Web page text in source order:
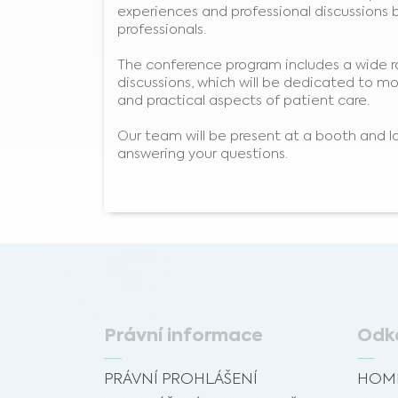
experiences and professional
professionals.
The conference program includes a wide
discussions, which will be dedicated to
and practical aspects of patient care.
Our team will be present at a booth and
answering your questions.
Právní informace
PRÁVNÍ PROHLÁŠENÍ